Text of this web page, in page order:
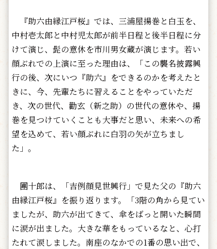
『助六由縁江戸桜』では、三浦屋揚巻と白玉を、
中村壱太郎と中村児太郎が前半日程と後半日程に分
けて演じ、髭の意休を市川男女蔵が演じます。若い
顔ぶれでの上演に至った理由は、「この襲名披露興
行の後、次にいつ『助六』をできるのかを考えたと
きに、今、先輩たちに習えることをやっていただ
き、次の世代、勸玄（新之助）の世代の意休や、揚
巻を見つけていくことも大事だと思い、未来への希
望を込めて、若い顔ぶれに白羽の矢が立ちまし
た」。
團十郎は、「吉例顔見世興行」で見た父の『助六
由縁江戸桜』を振り返ります。「3階の角から見てい
ましたが、助六が出てきて、傘をばっと開いた瞬間
に涙が出ました。大きな華をもっているなと、心打
たれて涙しました。南座のなかでの1番の思い出で、